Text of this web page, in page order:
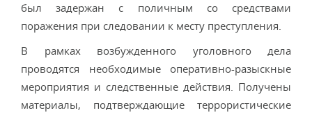
был задержан с поличным со средствами
поражения при следовании к месту преступления.
В рамках возбужденного уголовного дела
проводятся необходимые оперативно-разыскные
мероприятия и следственные действия. Получены
материалы, подтверждающие террористические